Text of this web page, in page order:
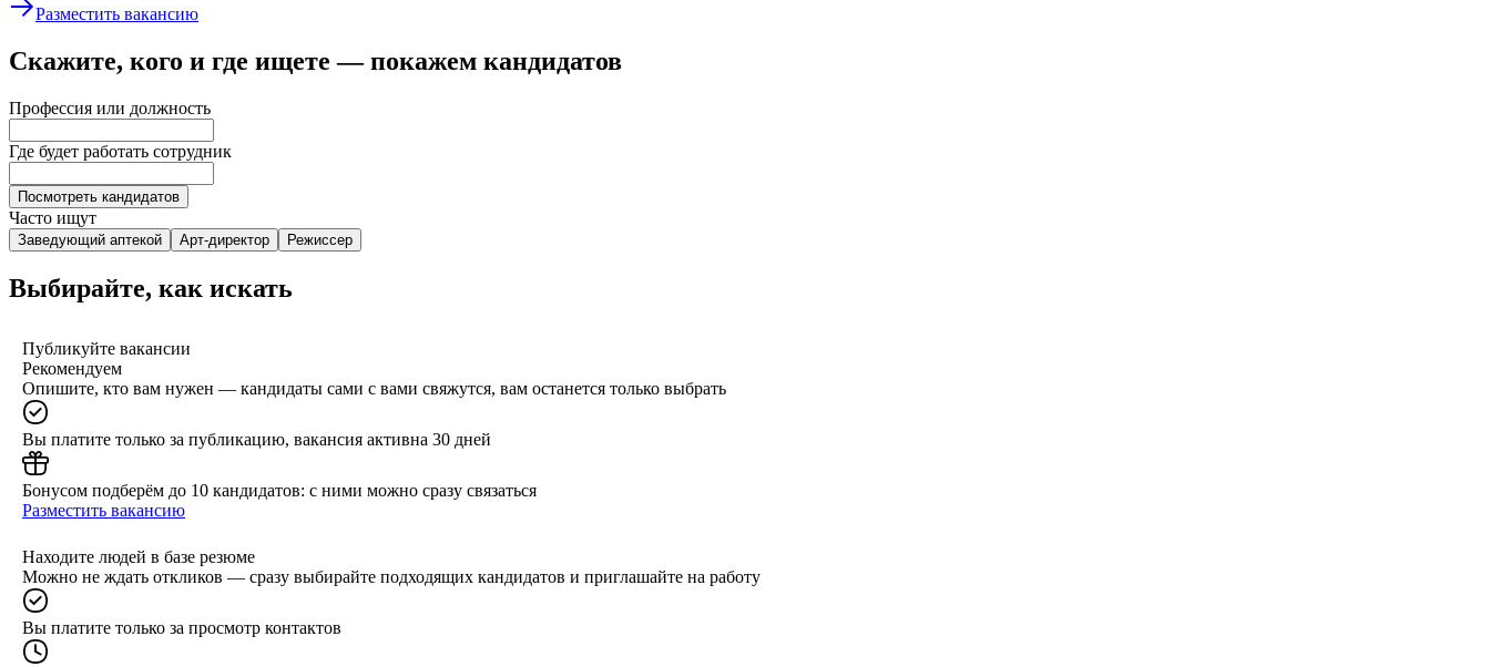
Разместить вакансию
Скажите, кого и где ищете — покажем кандидатов
Профессия или должность
Где будет работать сотрудник
Посмотреть кандидатов
Часто ищут
Заведующий аптекой Арт-директор Режиссер
Выбирайте, как искать
Публикуйте вакансии
Рекомендуем
Опишите, кто вам нужен — кандидаты сами с вами свяжутся, вам останется только выбрать
Вы платите только за публикацию, вакансия активна 30 дней
Бонусом подберём до 10 кандидатов: с ними можно сразу связаться
Разместить вакансию
Находите людей в базе резюме
Можно не ждать откликов — сразу выбирайте подходящих кандидатов и приглашайте на работу
Вы платите только за просмотр контактов